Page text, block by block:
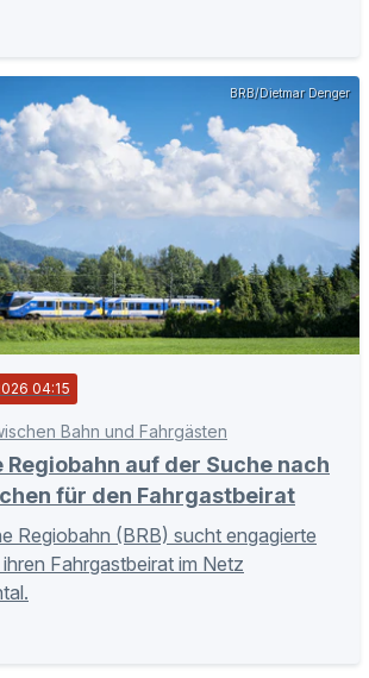
BRB/Dietmar Denger
04:15
Bahn und Fahrgästen
auf der Suche nach
für den Fahrgastbeirat
Regiobahn (BRB) sucht engagierte
Fahrgastbeirat im Netz